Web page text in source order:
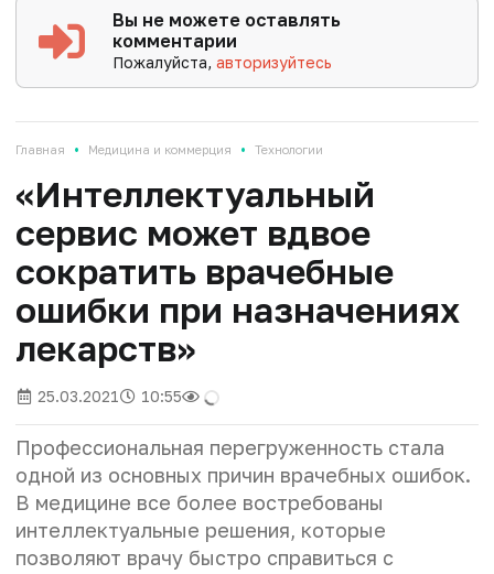
Вы не можете оставлять
комментарии
Пожалуйста,авторизуйтесь
Главная • Медицина и коммерция • Технологии
«Интеллектуальный
сервис может вдвое
сократить врачебные
ошибки при назначениях
лекарств»
25.03.2021 10:55
Профессиональная перегруженность стала
одной из основных причин врачебных ошибок.
В медицине все более востребованы
интеллектуальные решения, которые
позволяют врачу быстро справиться с